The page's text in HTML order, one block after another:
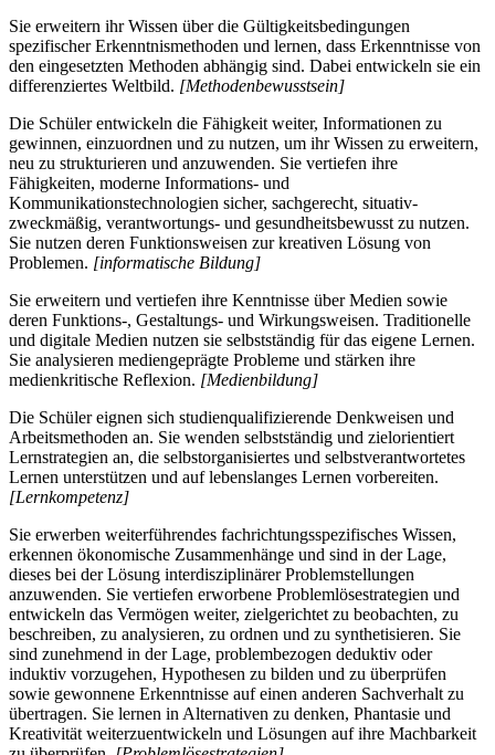
Sie erweitern ihr Wissen über die Gültigkeitsbedingungen
spezifischer Erkenntnismethoden und lernen, dass Erkenntnisse von
den eingesetzten Methoden abhängig sind. Dabei entwickeln sie ein
differenziertes Weltbild. [Methodenbewusstsein]
Die Schüler entwickeln die Fähigkeit weiter, Informationen zu
gewinnen, einzuordnen und zu nutzen, um ihr Wissen zu erweitern,
neu zu strukturieren und anzuwenden. Sie vertiefen ihre
Fähigkeiten, moderne Informations- und
Kommunikationstechnologien sicher, sachgerecht, situativ-
zweckmäßig, verantwortungs- und gesundheitsbewusst zu nutzen.
Sie nutzen deren Funktionsweisen zur kreativen Lösung von
Problemen. [informatische Bildung]
Sie erweitern und vertiefen ihre Kenntnisse über Medien sowie
deren Funktions-, Gestaltungs- und Wirkungsweisen. Traditionelle
und digitale Medien nutzen sie selbstständig für das eigene Lernen.
Sie analysieren mediengeprägte Probleme und stärken ihre
medienkritische Reflexion. [Medienbildung]
Die Schüler eignen sich studienqualifizierende Denkweisen und
Arbeitsmethoden an. Sie wenden selbstständig und zielorientiert
Lernstrategien an, die selbstorganisiertes und selbstverantwortetes
Lernen unterstützen und auf lebenslanges Lernen vorbereiten.
[Lernkompetenz]
Sie erwerben weiterführendes fachrichtungsspezifisches Wissen,
erkennen ökonomische Zusammenhänge und sind in der Lage,
dieses bei der Lösung interdisziplinärer Problemstellungen
anzuwenden. Sie vertiefen erworbene Problemlösestrategien und
entwickeln das Vermögen weiter, zielgerichtet zu beobachten, zu
beschreiben, zu analysieren, zu ordnen und zu synthetisieren. Sie
sind zunehmend in der Lage, problembezogen deduktiv oder
induktiv vorzugehen, Hypothesen zu bilden und zu überprüfen
sowie gewonnene Erkenntnisse auf einen anderen Sachverhalt zu
übertragen. Sie lernen in Alternativen zu denken, Phantasie und
Kreativität weiterzuentwickeln und Lösungen auf ihre Machbarkeit